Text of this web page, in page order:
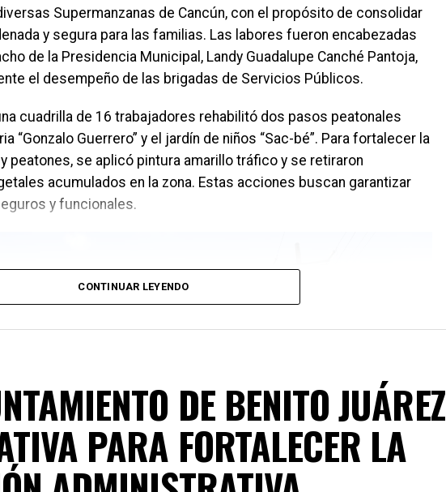
Supermanzanas de Cancún, con el propósito de consolidar
y segura para las familias. Las labores fueron encabezadas
de la Presidencia Municipal, Landy Guadalupe Canché Pantoja,
el desempeño de las brigadas de Servicios Públicos.
cuadrilla de 16 trabajadores rehabilitó dos pasos peatonales
“Gonzalo Guerrero” y el jardín de niños “Sac-bé”. Para fortalecer la
peatones, se aplicó pintura amarillo tráfico y se retiraron
acumulados en la zona. Estas acciones buscan garantizar
y funcionales.
CONTINUAR LEYENDO
DE BENITO JUÁREZ
PARA FORTALECER LA